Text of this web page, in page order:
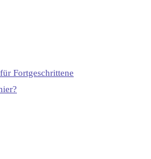
Fortgeschrittene